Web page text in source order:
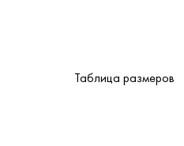
Таблица размеров